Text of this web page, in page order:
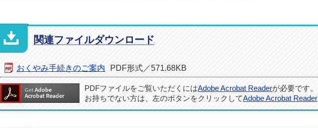
関連ファイルダウンロード
おくやみ手続きのご案内 PDF形式／571.68KB
PDFファイルをご覧いただくにはAdobe Acrobat Readerが必要です。
お持ちでない方は、左のボタンをクリックしてAdobe Acrobat Reader